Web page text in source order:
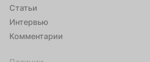
Статьи
Интервью
Комментарии